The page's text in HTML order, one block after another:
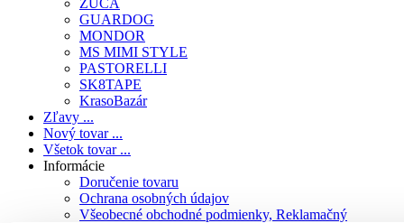
GUARDOG
MONDOR
MS MIMI STYLE
PASTORELLI
SK8TAPE
KrasoBazár
Zľavy ...
Nový tovar ...
Všetok tovar ...
Informácie
Doručenie tovaru
Ochrana osobných údajov
Všeobecné obchodné podmienky, Reklamačný